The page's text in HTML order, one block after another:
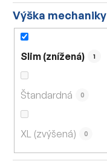
Výška mechaniky
Slim (znížená) 1
Štandardná 0
XL (zvýšená) 0